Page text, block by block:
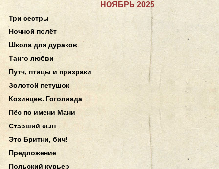
НОЯБРЬ 2025
Три сестры
Ночной полёт
Школа для дураков
Танго любви
Путч, птицы и призраки
Золотой петушок
Козинцев. Гоголиада
Пёс по имени Мани
Старший сын
Это Бритни, бич!
Предложение
Польский курьер